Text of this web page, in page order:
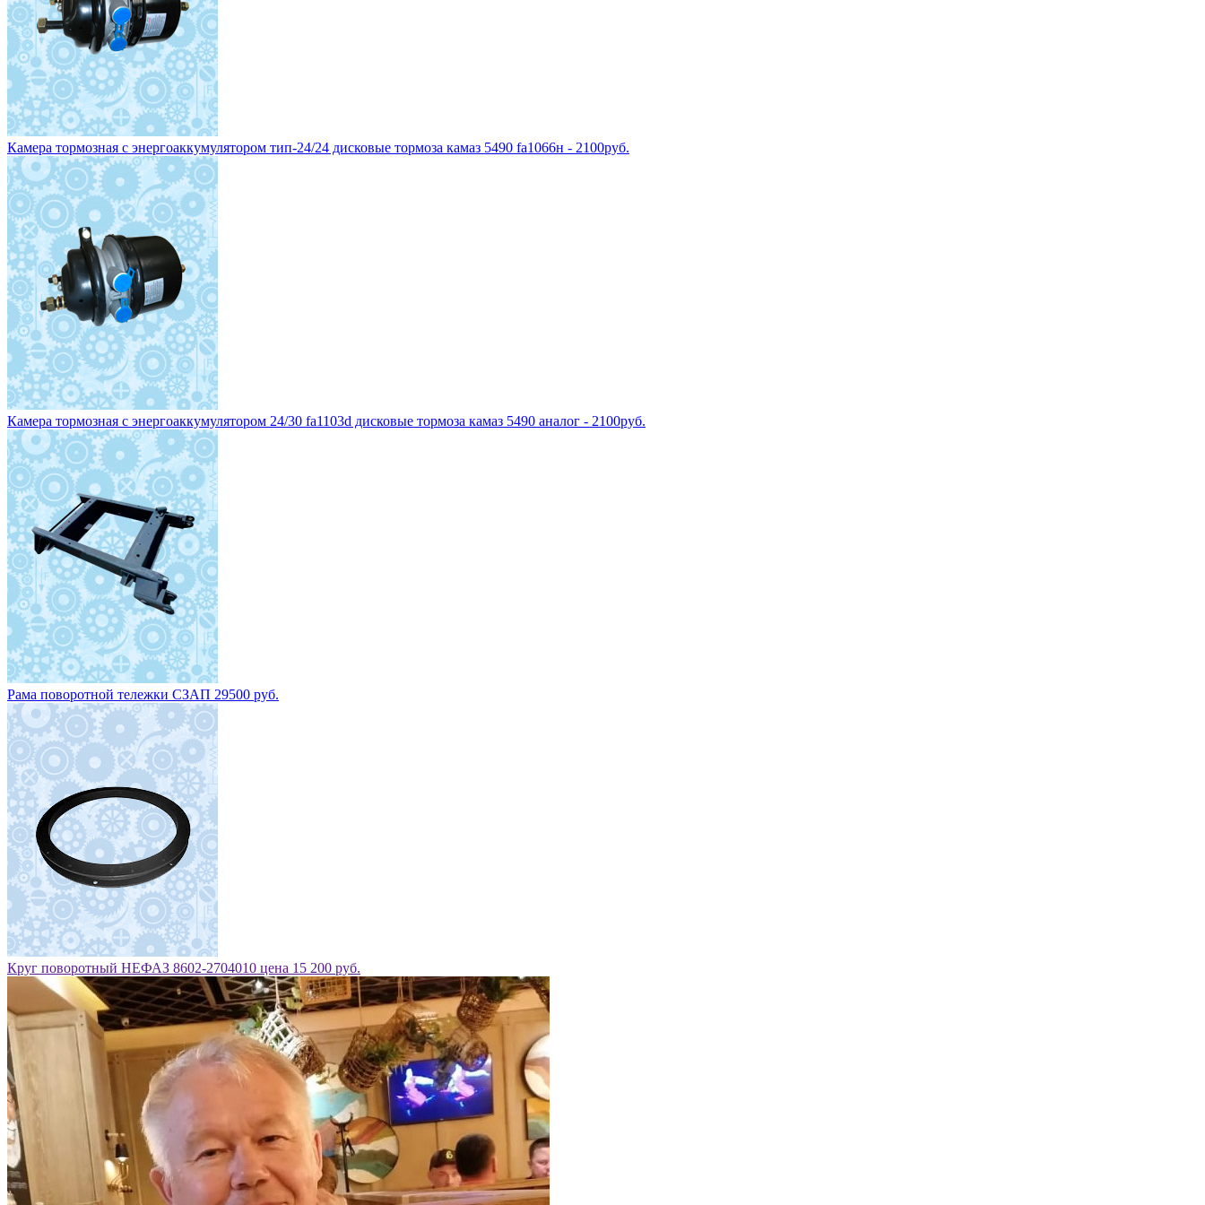
Камера тормозная с энергоаккумулятором тип-24/24 дисковые тормоза камаз 5490 fa1066н - 2100руб.
Камера тормозная с энергоаккумулятором 24/30 fa1103d дисковые тормоза камаз 5490 аналог - 2100руб.
Рама поворотной тележки СЗАП 29500 руб.
Круг поворотный НЕФАЗ 8602-2704010 цена 15 200 руб.